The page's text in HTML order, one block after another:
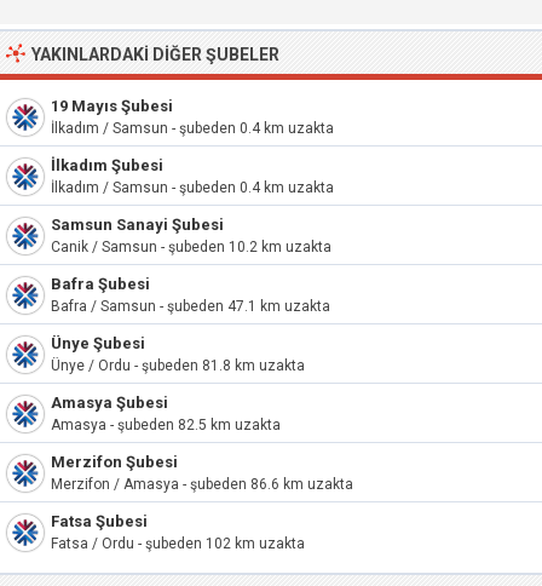
YAKINLARDAKI DIĞER ŞUBELER
19 Mayıs Şubesi
İlkadım / Samsun - şubeden 0.4 km uzakta
İlkadım Şubesi
İlkadım / Samsun - şubeden 0.4 km uzakta
Samsun Sanayi Şubesi
Canik / Samsun - şubeden 10.2 km uzakta
Bafra Şubesi
Bafra / Samsun - şubeden 47.1 km uzakta
Ünye Şubesi
Ünye / Ordu - şubeden 81.8 km uzakta
Amasya Şubesi
Amasya - şubeden 82.5 km uzakta
Merzifon Şubesi
Merzifon / Amasya - şubeden 86.6 km uzakta
Fatsa Şubesi
Fatsa / Ordu - şubeden 102 km uzakta